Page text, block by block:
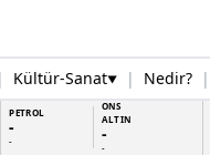
| Kültür-Sanat▼ | Nedir? |
PETROL
-
-
ONS
ALTIN
-
-